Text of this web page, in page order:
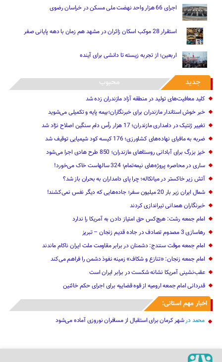
اجرای 66 هزار واحد نهضت ملی مسکن در خراسان رضوی
استقرار 28 موکب اسکان زائران در مشهد هم زمان با دهه پایانی صفر
اربعین؛ از تجربه زیسته تا دانشی برای آینده
جدید محبوب
کلید معافیت‌های تولید در منطقه آزاد مازندران زده شد
خبر خوش استاندار مازندران برای خبرنگاران؛‌بیمه پایه و ‌تکمیلی می‌شوید
تغییر ژنتیک‌ در دامداری مازندران؛ 17 هزار رأس دام سنگین ‌اصلاح نژاد شد
ضربه ‌به مافیای نهاده‌های کشاورزی؛ 176 کیسه کود شیمیایی توقیف شد
خیز بزرگ برای آبادانی روستاهای مازندران؛ 850 طرح هادی ‌اجرا می‌شود
ساری در محاصره پروژه‌های نیمه‌تمام؛ 324 سالهاست خاک می‌خورد!
آتش زیر خاکستر در میانکاله؛ چرا پای دامداران به بحران باز شد؟
شمال ایران زیر بار 20 میلیون سفر؛ جاده‌هایی که دیگر نفس نمی‌کشند!
خبرنگاران همدانی تیراندازی کردند
امام جمعه رشت: هیچ‌کس حق امتیاز دادن به آمریکا را ندارد
رهاسازی 3 مصدوم تصادف در جاده قدیم زنجان – تبریز
امام جمعه موقت سنندج: دشمنان در برابر مقاومت ملت ایران ناکام ماندند
امام جمعه زنجان: «تنازع و شکاف» زمینه نفوذ دشمن را فراهم می‌کند
عقب‌نشینی آمریکا نشانه شکست در برابر ایران است
قدردانی امام جمعه ارومیه از قوه قضاییه برای اجرای حکم خائنین ‌
اخبار مهم استانی:
محمد درشهر کرمان برای استقبال از مسافران نوروزی آماده می‌شود